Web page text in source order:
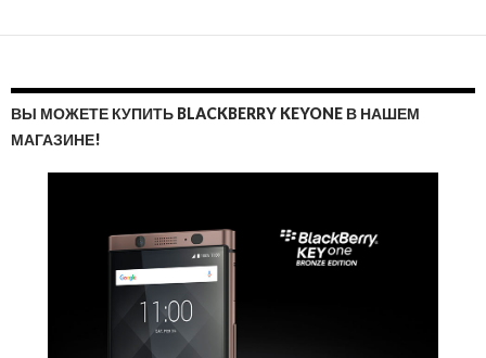
ВЫ МОЖЕТЕ КУПИТЬ BLACKBERRY KEYONE В НАШЕМ
МАГАЗИНЕ!